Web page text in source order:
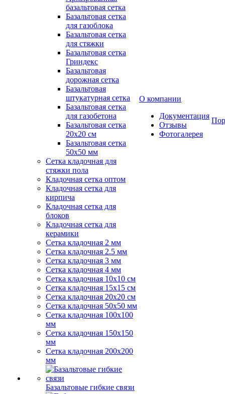
базальтовая сетка
Базальтовая сетка
для газоблока
Базальтовая сетка
для стяжки
Базальтовая сетка
Гриндекс
Базальтовая
дорожная сетка
Базальтовая
штукатурная сетка
Базальтовая сетка
для газобетона
Базальтовая сетка
20x20 см
Базальтовая сетка
50x50 мм
Сетка кладочная для
стяжки пола
Кладочная сетка оптом
Кладочная сетка для
кирпича
Кладочная сетка для
блоков
Кладочная сетка для
керамики
Сетка кладочная 2 мм
Сетка кладочная 2.5 мм
Сетка кладочная 3 мм
Сетка кладочная 4 мм
Сетка кладочная 10x10 см
Сетка кладочная 15x15 см
Сетка кладочная 20x20 см
Сетка кладочная 50x50 мм
Сетка кладочная 100x100
мм
Сетка кладочная 150x150
мм
Сетка кладочная 200x200
мм
Базальтовые гибкие связи
О компании
Документация
Отзывы
Фотогалерея